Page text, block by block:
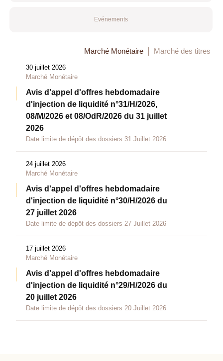
Evénements
Marché Monétaire Marché des titres
30 juillet 2026
Marché Monétaire
Avis d'appel d'offres hebdomadaire
d'injection de liquidité n°31/H/2026,
08/M/2026 et 08/OdR/2026 du 31 juillet
2026
Date limite de dépôt des dossiers 31 Juillet 2026
24 juillet 2026
Marché Monétaire
Avis d'appel d'offres hebdomadaire
d'injection de liquidité n°30/H/2026 du
27 juillet 2026
Date limite de dépôt des dossiers 27 Juillet 2026
17 juillet 2026
Marché Monétaire
Avis d'appel d'offres hebdomadaire
d'injection de liquidité n°29/H/2026 du
20 juillet 2026
Date limite de dépôt des dossiers 20 Juillet 2026